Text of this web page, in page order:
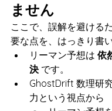
ません
ここで、誤解を避ける
要な点を、はっきり書
リーマン予想は 依
決 です。
GhostDrift 数理研
力という視点から